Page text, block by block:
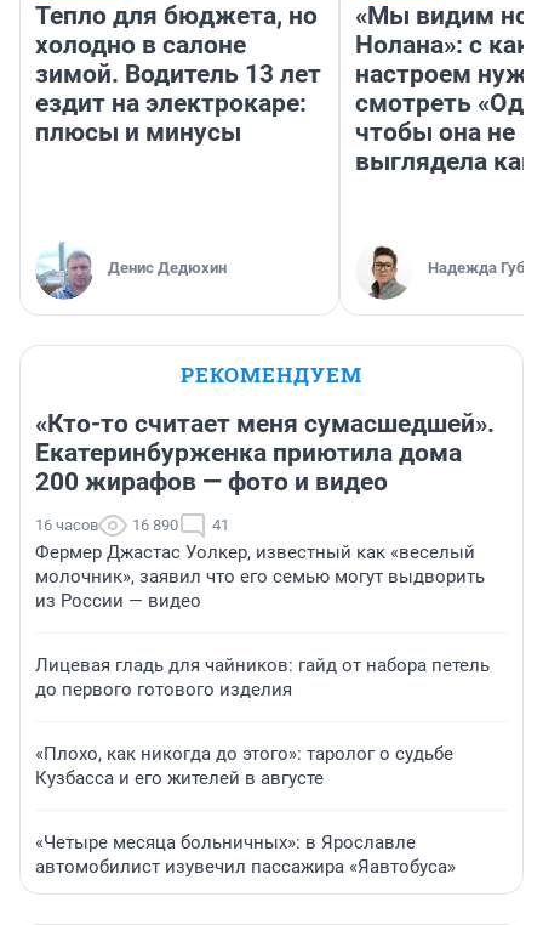
Тепло для бюджета, но
холодно в салоне
зимой. Водитель 13 лет
ездит на электрокаре:
плюсы и минусы
Денис Дедюхин
«Мы видим
Нолана»: с
настроем
смотреть
чтобы она не
выглядела как
Надежда
РЕКОМЕНДУЕМ
«Кто-то считает меня сумасшедшей».
Екатеринбурженка приютила дома
200 жирафов — фото и видео
16 часов 16 890 41
Фермер Джастас Уолкер, известный как «веселый
молочник», заявил что его семью могут выдворить
из России — видео
Лицевая гладь для чайников: гайд от набора петель
до первого готового изделия
«Плохо, как никогда до этого»: таролог о судьбе
Кузбасса и его жителей в августе
«Четыре месяца больничных»: в Ярославле
автомобилист изувечил пассажира «Яавтобуса»